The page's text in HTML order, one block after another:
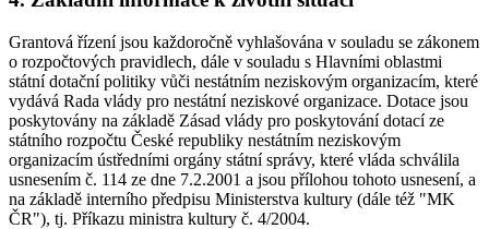
Grantová řízení jsou každoročně vyhlašována v souladu se zákonem
o rozpočtových pravidlech, dále v souladu s Hlavními oblastmi
státní dotační politiky vůči nestátním neziskovým organizacím, které
vydává Rada vlády pro nestátní neziskové organizace. Dotace jsou
poskytovány na základě Zásad vlády pro poskytování dotací ze
státního rozpočtu České republiky nestátním neziskovým
organizacím ústředními orgány státní správy, které vláda schválila
usnesením č. 114 ze dne 7.2.2001 a jsou přílohou tohoto usnesení, a
na základě interního předpisu Ministerstva kultury (dále též "MK
ČR"), tj. Příkazu ministra kultury č. 4/2004.